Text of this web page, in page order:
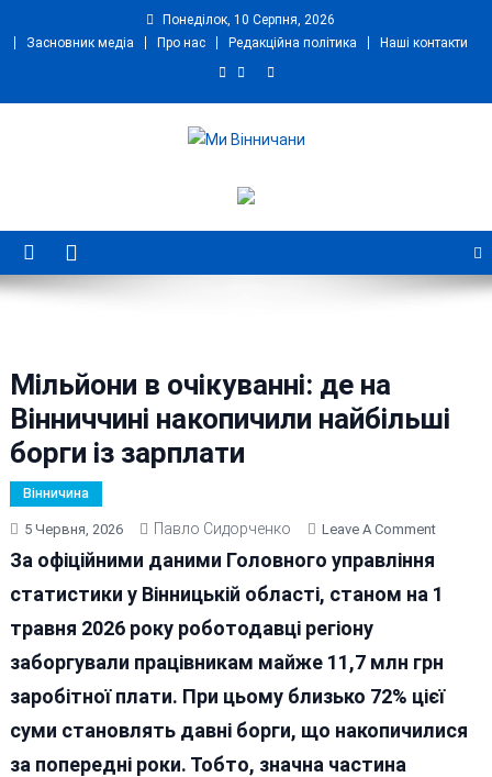
Понеділок, 10 Серпня, 2026
Засновник медіа
Про нас Редакційна політика Наші контакти
Мільйони в очікуванні: де на
Вінниччині накопичили найбільші
борги із зарплати
Вінничина
5 Червня, 2026 Павло Сидорченко Leave A CommentOn
За офіційними даними Головного управління
статистики у Вінницькій області, станом на 1
травня 2026 року роботодавці регіону
заборгували працівникам майже 11,7 млн грн
заробітної плати. При цьому близько 72% цієї
суми становлять давні борги, що накопичилися
за попередні роки. Тобто, значна частина